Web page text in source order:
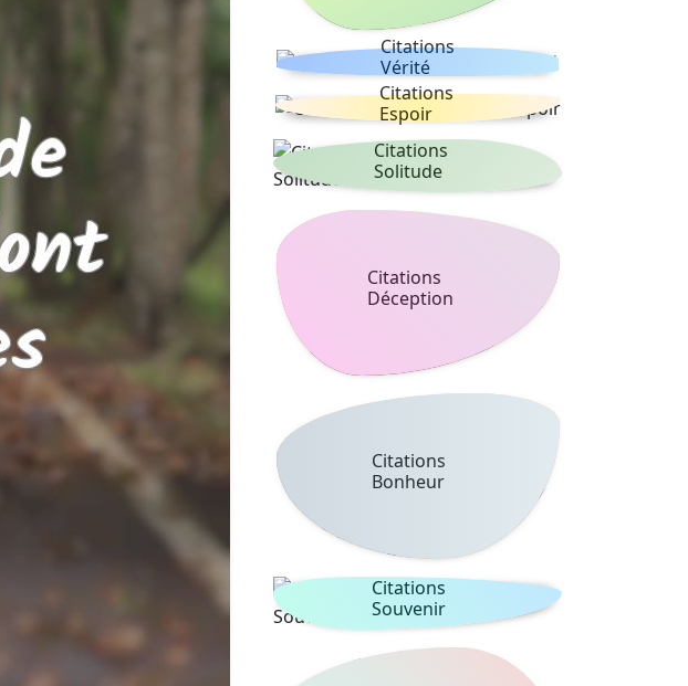
Citations
Vérité
Citations
Espoir
Citations
Solitude
Citations
Déception
Citations
Bonheur
Citations
Souvenir